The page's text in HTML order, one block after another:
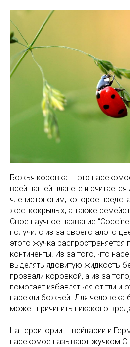
Божья коровка — это
всей нашей планете и
членистоногим, которое
жесткокрылых, а также
Свое научное название
получило из-за своего алого
этого жучка распространяется
континенты. Из-за того, что
выделять ядовитую жидкость
прозвали коровкой, а из-за
помогает избавляться от тли и
нарекли божьей. Для человека
может причинить никакого
На территории Швейцарии и
насекомое называют жучком